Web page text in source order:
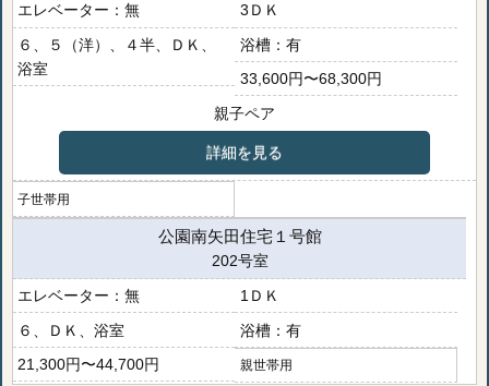
無
3ＤＫ
６、５（洋）、４半、ＤＫ、
浴室
有
33,600円〜68,300円
親子ペア
詳細を見る
子世帯用
公園南矢田住宅１号館
202号室
無
1ＤＫ
６、ＤＫ、浴室
有
21,300円〜44,700円
親世帯用